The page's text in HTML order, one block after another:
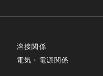
溶接関係
電気・電源関係